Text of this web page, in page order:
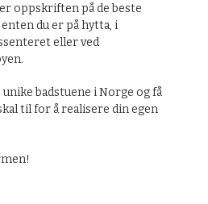
oppskriften på de beste
du er på hytta, i
eller ved
badstuene i Norge og få
til for å realisere din egen